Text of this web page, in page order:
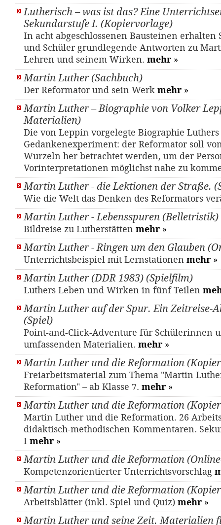
Lutherisch – was ist das? Eine
Sekundarstufe I. (Kopiervorlage)
In acht abgeschlossenen Bausteinen erhalten
und Schüler grundlegende Antworten zu
Lehren und seinem Wirken. mehr »
Martin Luther (Sachbuch)
Der Reformator und sein Werk mehr »
Martin Luther – Biographie von Volker
Materialien)
Die von Leppin vorgelegte Biographie
Gedankenexperiment: der Reformator soll
Wurzeln her betrachtet werden, um der
Vorinterpretationen möglichst nahe zu
Martin Luther - die Lektionen der Straße.
Wie die Welt das Denken des Reformators
Martin Luther - Lebensspuren (Belletristik)
Bildreise zu Lutherstätten mehr »
Martin Luther - Ringen um den Glauben
Unterrichtsbeispiel mit Lernstationen mehr »
Martin Luther (DDR 1983) (Spielfilm)
Luthers Leben und Wirken in fünf Teilen
Martin Luther auf der Spur. Ein Zeitreise-
(Spiel)
Point-and-Click-Adventure für Schülerinnen
umfassenden Materialien. mehr »
Martin Luther und die Reformation
Freiarbeitsmaterial zum Thema "Martin
Reformation" – ab Klasse 7. mehr »
Martin Luther und die Reformation
Martin Luther und die Reformation. 26
didaktisch-methodischen Kommentaren.
I mehr »
Martin Luther und die Reformation
Kompetenzorientierter Unterrichtsvorschlag
Martin Luther und die Reformation
Arbeitsblätter (inkl. Spiel und Quiz) mehr »
Martin Luther und seine Zeit. Materialien